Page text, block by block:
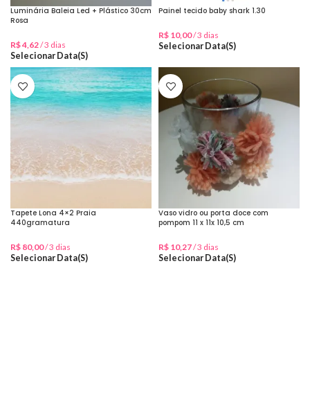
Luminária Baleia Led + Plástico 30cm
Rosa
R$4,62/ 3 dias
Selecionar Data(s)
Painel tecido baby shark 1.30
R$ 10,00/ 3 dias
Selecionar Data(s)
Tapete Lona 4×2 Praia
440gramatura
R$ 80,00/ 3 dias
Selecionar Data(s)
Vaso vidro ou porta doce com
pompom 11 x 11x 10,5 cm
R$ 10,27/ 3 dias
Selecionar Data(s)